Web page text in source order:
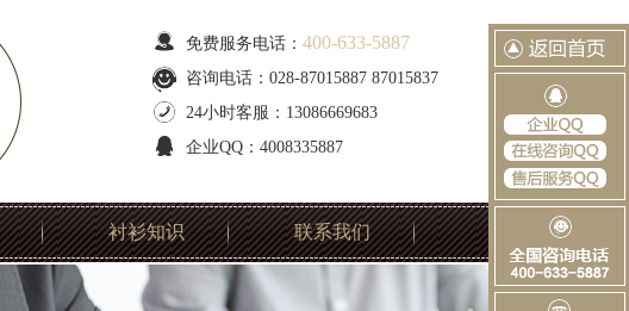
免费服务电话： 400-633-5887
咨询电话：028-87015887 87015837
24小时客服：13086669683
企业QQ：4008335887
衬衫知识 联系我们